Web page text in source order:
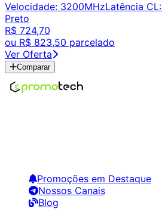
Velocidade: 3200MHzLatência CL:
Preto
R$ 724,70
ou R$ 823,50 parcelado
Ver Oferta
Comparar
Promoções em Destaque
Nossos Canais
Blog